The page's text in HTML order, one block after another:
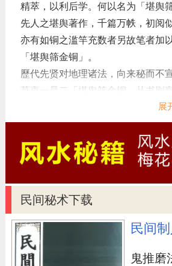
精萃，以利后学。何以名为「堪舆
先人之堪舆著作，千篇万帙，初阅
亦有如铜之滥竿充数者另故笔者加
「堪舆筛金铜」。
歷代先贤对地理诸法，向来秘而不
莫衷一是二「堪舆筛金铜」丛书则
范畴。且为便於阅读，「堪舆筛金
客观持平，尚望初学者勿以其浅而
其中或有一得之见，尚望达士先进
中华民国七十七年岁次戊辰仲春
立即购买
展
民间秘术下载
民间
鬼推磨